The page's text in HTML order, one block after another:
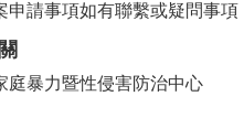
申請事項如有聯繫或疑問事
庭暴力暨性侵害防治中心